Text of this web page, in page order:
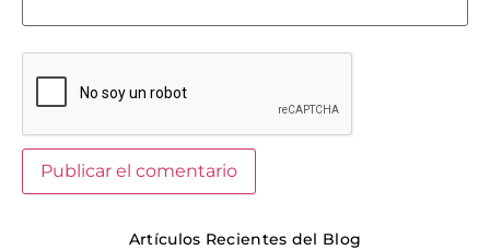
Artículos Recientes del Blog